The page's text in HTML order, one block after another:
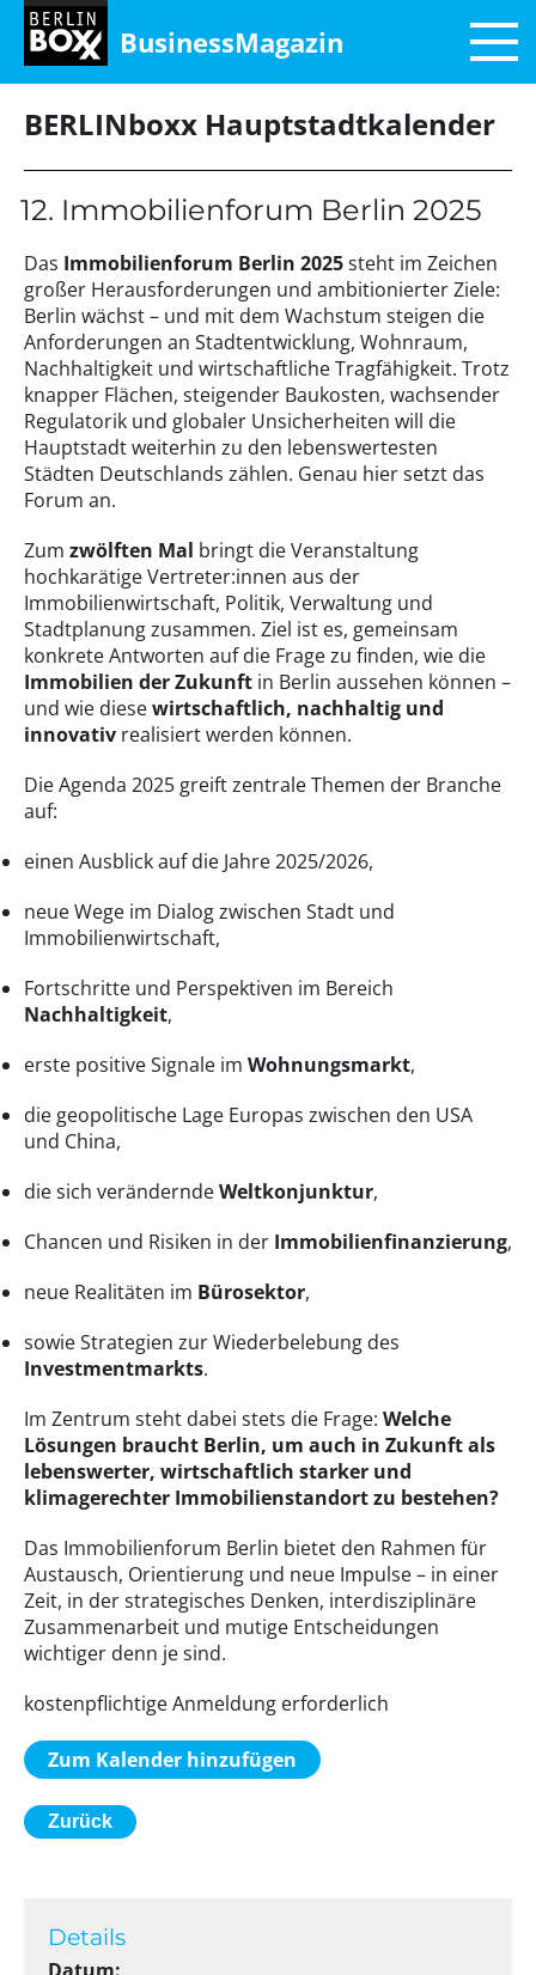
BusinessMagazin
BERLINboxx Hauptstadtkalender
Details
12. Immobilienforum Berlin 2025
Das Immobilienforum Berlin 2025steht im Zeichen
großer Herausforderungen und ambitionierter Ziele:
Berlin wächst – und mit dem Wachstum steigen die
Anforderungen an Stadtentwicklung, Wohnraum,
Nachhaltigkeit und wirtschaftliche Tragfähigkeit. Trotz
knapper Flächen, steigender Baukosten, wachsender
Regulatorik und globaler Unsicherheiten will die
Hauptstadt weiterhin zu den lebenswertesten
Städten Deutschlands zählen. Genau hier setzt das
Forum an.
Zum zwölften Mal bringt die Veranstaltung
hochkarätige Vertreter:innen aus der
Immobilienwirtschaft, Politik, Verwaltung und
Stadtplanung zusammen. Ziel ist es, gemeinsam
konkrete Antworten auf die Frage zu finden, wie die
Immobilien der Zukunft in Berlin aussehen können –
und wie diesewirtschaftlich, nachhaltig und
innovativ realisiert werden können.
Die Agenda 2025 greift zentrale Themen der Branche
auf:
einen Ausblick auf die Jahre 2025/2026,
neue Wege im Dialog zwischen Stadt und
Immobilienwirtschaft,
Fortschritte und Perspektiven im Bereich
Nachhaltigkeit,
erste positive Signale im Wohnungsmarkt,
die geopolitische Lage Europas zwischen den USA
und China,
die sich veränderndeWeltkonjunktur,
Chancen und Risiken in der Immobilienfinanzierung,
neue Realitäten im Bürosektor,
sowie Strategien zur Wiederbelebung des
Investmentmarkts.
Im Zentrum steht dabei stets die Frage: Welche
Lösungen braucht Berlin, um auch in Zukunft als
lebenswerter, wirtschaftlich starker und
klimagerechter Immobilienstandort zu bestehen?
Das Immobilienforum Berlin bietet den Rahmen für
Austausch, Orientierung und neue Impulse – in einer
Zeit, in der strategisches Denken, interdisziplinäre
Zusammenarbeit und mutige Entscheidungen
wichtiger denn je sind.
kostenpflichtige Anmeldung erforderlich
Zum Kalender hinzufügen
Zurück